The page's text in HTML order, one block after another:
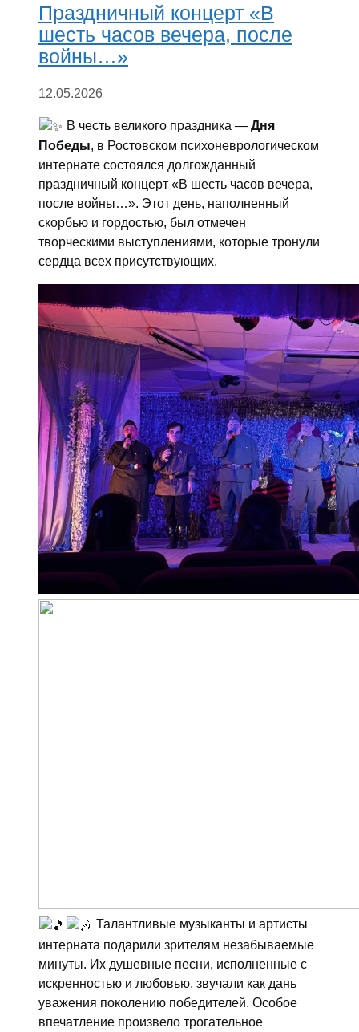
Праздничный концерт «В
шесть часов вечера, после
войны…»
12.05.2026
В честь великого праздника —Дня
Победы, в Ростовском психоневрологическом
интернате состоялся долгожданный
праздничный концерт «В шесть часов вечера,
после войны…». Этот день, наполненный
скорбью и гордостью, был отмечен
творческими выступлениями, которые тронули
сердца всех присутствующих.
Талантливые музыканты и артисты
интерната подарили зрителям незабываемые
минуты. Их душевные песни, исполненные с
искренностью и любовью, звучали как дань
уважения поколению победителей. Особое
впечатление произвело трогательное